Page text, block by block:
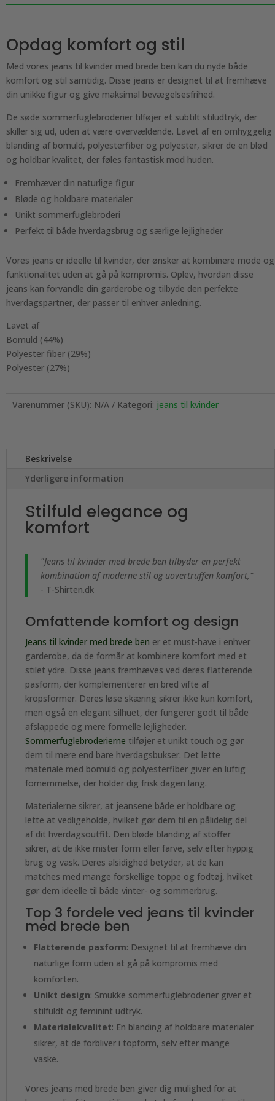
antal
Opdag komfort og stil
Med vores jeans til kvinder med brede ben kan du nyde både
komfort og stil samtidig. Disse jeans er designet til at fremhæve
din unikke figur og give maksimal bevægelsesfrihed.
De søde sommerfuglebroderier tilføjer et subtilt stiludtryk, der
skiller sig ud, uden at være overvældende. Lavet af en omhyggelig
blanding af bomuld, polyesterfiber og polyester, sikrer de en blød
og holdbar kvalitet, der føles fantastisk mod huden.
Fremhæver din naturlige figur
Bløde og holdbare materialer
Unikt sommerfuglebroderi
Perfekt til både hverdagsbrug og særlige lejligheder
Vores jeans er ideelle til kvinder, der ønsker at kombinere mode og
funktionalitet uden at gå på kompromis. Oplev, hvordan disse
jeans kan forvandle din garderobe og tilbyde den perfekte
hverdagspartner, der passer til enhver anledning.
Lavet af
Bomuld (44%)
Polyester fiber (29%)
Polyester (27%)
Varenummer (SKU): N/A Kategori: jeans til kvinder
Beskrivelse
Yderligere information
Stilfuld elegance og
komfort
"Jeans til kvinder med brede ben tilbyder en perfekt
kombination af moderne stil og uovertruffen komfort,"
- T-Shirten.dk
Omfattende komfort og design
Jeans til kvinder med brede ben er et must-have i enhver
garderobe, da de formår at kombinere komfort med et
stilet ydre. Disse jeans fremhæves ved deres flatterende
pasform, der komplementerer en bred vifte af
kropsformer. Deres løse skæring sikrer ikke kun komfort,
men også en elegant silhuet, der fungerer godt til både
afslappede og mere formelle lejligheder.
Sommerfuglebroderierne tilføjer et unikt touch og gør
dem til mere end bare hverdagsbukser. Det lette
materiale med bomuld og polyesterfiber giver en luftig
fornemmelse, der holder dig frisk dagen lang.
Materialerne sikrer, at jeansene både er holdbare og
lette at vedligeholde, hvilket gør dem til en pålidelig del
af dit hverdagsoutfit. Den bløde blanding af stoffer
sikrer, at de ikke mister form eller farve, selv efter hyppig
brug og vask. Deres alsidighed betyder, at de kan
matches med mange forskellige toppe og fodtøj, hvilket
gør dem ideelle til både vinter- og sommerbrug.
Top 3 fordele ved jeans til kvinder
med brede ben
Flatterende pasform: Designet til at fremhæve din
naturlige form uden at gå på kompromis med
komforten.
Unikt design: Smukke sommerfuglebroderier giver et
stilfuldt og feminint udtryk.
Materialekvalitet: En blanding af holdbare materialer
sikrer, at de forbliver i topform, selv efter mange
vaske.
Vores jeans med brede ben giver dig mulighed for at